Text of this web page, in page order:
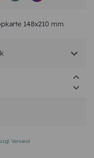
148x210 mm
zzgl. Versand